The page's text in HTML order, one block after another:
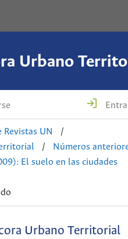
Urbano
Revistas UN
/
/
Números
El suelo en las ciudades
Urbano Territorial